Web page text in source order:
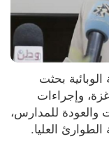
العليا.